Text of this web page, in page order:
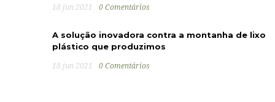
18 jun 2021 0 Comentários
A solução inovadora contra a montanha de lixo
plástico que produzimos
18 jun 2021 0 Comentários